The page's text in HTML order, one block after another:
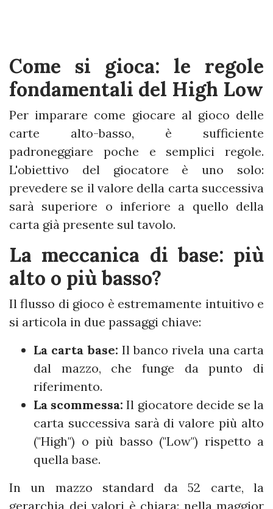
Come si gioca: le regole
fondamentali del High Low
Per imparare come giocare al gioco delle
carte alto-basso, è sufficiente
padroneggiare poche e semplici regole.
L'obiettivo del giocatore è uno solo:
prevedere se il valore della carta successiva
sarà superiore o inferiore a quello della
carta già presente sul tavolo.
La meccanica di base: più
alto o più basso?
Il flusso di gioco è estremamente intuitivo e
si articola in due passaggi chiave:
La carta base: Il banco rivela una carta
dal mazzo, che funge da punto di
riferimento.
La scommessa: Il giocatore decide se la
carta successiva sarà di valore più alto
("High") o più basso ("Low") rispetto a
quella base.
In un mazzo standard da 52 carte, la
gerarchia dei valori è chiara: nella maggior